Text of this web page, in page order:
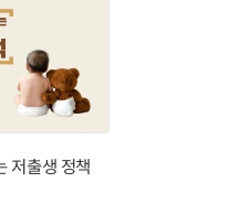
저출생 정책